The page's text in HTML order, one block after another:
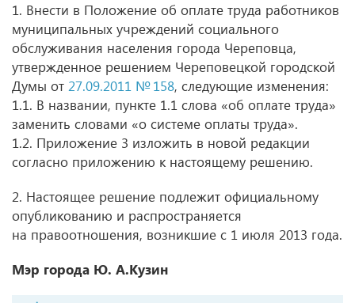
1. Внести в Положение об оплате труда работников
муниципальных учреждений социального
обслуживания населения города Череповца,
утвержденное решением Череповецкой городской
Думы от 27.09.2011 № 158, следующие изменения:
1.1. В названии, пункте 1.1 слова «об оплате труда»
заменить словами «о системе оплаты труда».
1.2. Приложение 3 изложить в новой редакции
согласно приложению к настоящему решению.
2. Настоящее решение подлежит официальному
опубликованию и распространяется
на правоотношения, возникшие с 1 июля 2013 года.
Мэр города Ю. А.Кузин